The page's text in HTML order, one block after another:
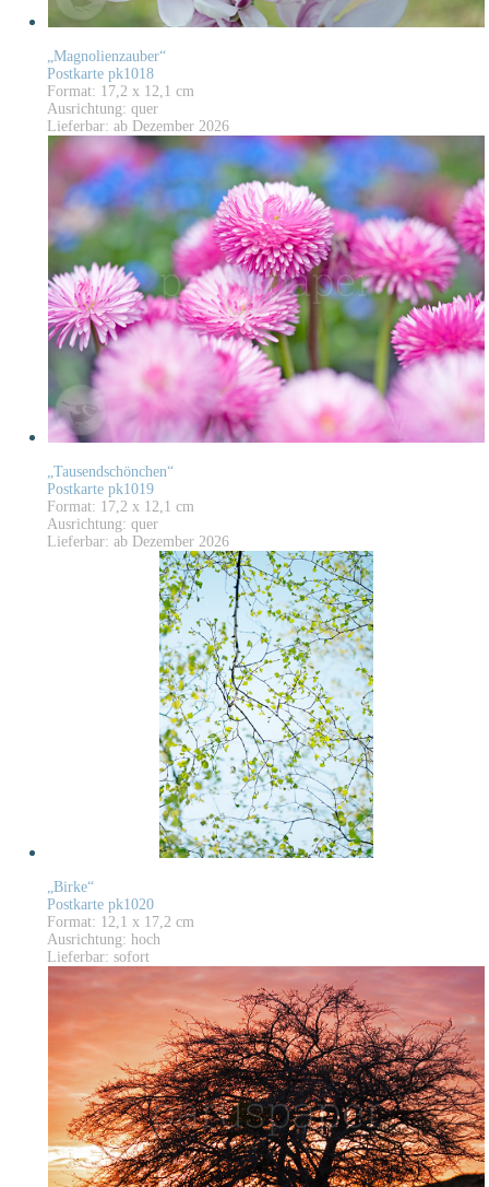
„Magnolienzauber“
Postkarte pk1018
Format: 17,2 x 12,1 cm
Ausrichtung: quer
Lieferbar: ab Dezember 2026
„Tausendschönchen“
Postkarte pk1019
Format: 17,2 x 12,1 cm
Ausrichtung: quer
Lieferbar: ab Dezember 2026
„Birke“
Postkarte pk1020
Format: 12,1 x 17,2 cm
Ausrichtung: hoch
Lieferbar: sofort